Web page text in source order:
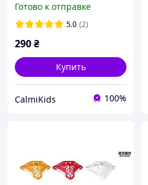
интеллектуальная игра,
куб-лабиринт Puzzle
взрослых
Готово к отправке
5.0 (2)
290₴
Купить
CalmiKids 100%